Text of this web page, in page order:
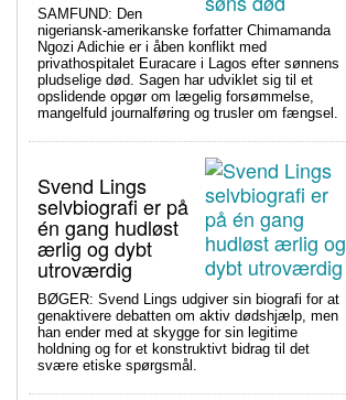
SAMFUND: Den
nigeriansk-amerikanske forfatter Chimamanda
Ngozi Adichie er i åben konflikt med
privathospitalet Euracare i Lagos efter sønnens
pludselige død. Sagen har udviklet sig til et
opslidende opgør om lægelig forsømmelse,
mangelfuld journalføring og trusler om fængsel.
Svend Lings
selvbiografi er på
én gang hudløst
ærlig og dybt
utroværdig
BØGER: Svend Lings udgiver sin biografi for at
genaktivere debatten om aktiv dødshjælp, men
han ender med at skygge for sin legitime
holdning og for et konstruktivt bidrag til det
svære etiske spørgsmål.